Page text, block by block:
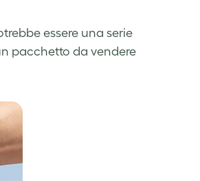
essere una serie
pacchetto da vendere